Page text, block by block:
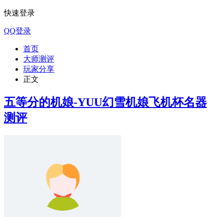
快速登录
QQ登录
首页
大师测评
玩家分享
正文
五等分的机娘-YUU幻雪机娘飞机杯名器
测评